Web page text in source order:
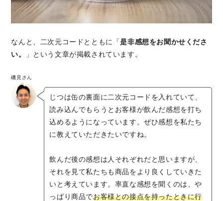
なんと、二次元コードとともに「是非感想をお聞かせくださ
い。
」という文章が掲載されています。
磯見さん
じつは缶の裏面に二次元コードを入れていて、
読み込んでもらうとお客様が飲んだ感想を打ち
込めるようになっています。ぜひ感想を私たち
に教えていただきたいですね。
飲んだ後の感想は人それぞれだと思いますが、
それを見て私たちも商品をより良くしていきた
いと考えています。率直な感想を聞くのは、や
っぱり商品でお客様との接点を持ったときに行